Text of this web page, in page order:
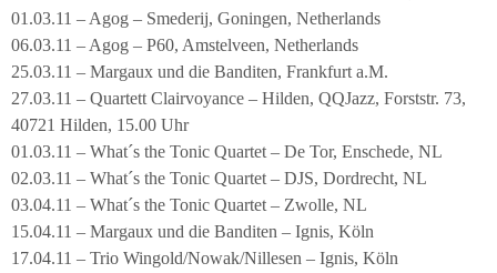
01.03.11 – Agog – Smederij, Goningen, Netherlands
06.03.11 – Agog – P60, Amstelveen, Netherlands
25.03.11 – Margaux und die Banditen, Frankfurt a.M.
27.03.11 – Quartett Clairvoyance – Hilden, QQJazz, Forststr. 73,
40721 Hilden, 15.00 Uhr
01.03.11 – What´s the Tonic Quartet – De Tor, Enschede, NL
02.03.11 – What´s the Tonic Quartet – DJS, Dordrecht, NL
03.04.11 – What´s the Tonic Quartet – Zwolle, NL
15.04.11 – Margaux und die Banditen – Ignis, Köln
17.04.11 – Trio Wingold/Nowak/Nillesen – Ignis, Köln